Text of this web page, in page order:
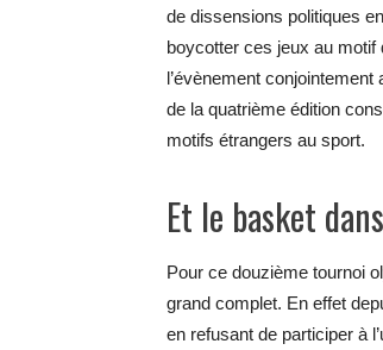
de dissensions politiques
boycotter ces jeux au motif
l’évènement conjointement
de la quatrième édition
motifs étrangers au sport.
Et le basket
Pour ce douzième tournoi
grand complet. En effet
en refusant de participer à